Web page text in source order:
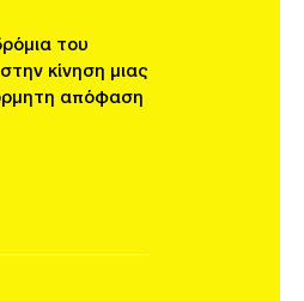
του
κίνηση μιας
απόφαση